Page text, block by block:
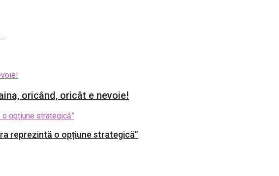
oricând, oricât e nevoie!
reprezintă o opțiune strategică”